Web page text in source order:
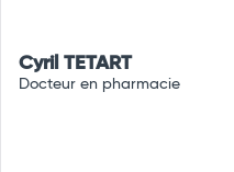
Cyril TETART
Docteur en pharmacie